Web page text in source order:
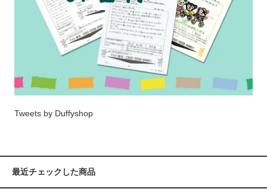
Tweets by Duffyshop
最近チェックした商品